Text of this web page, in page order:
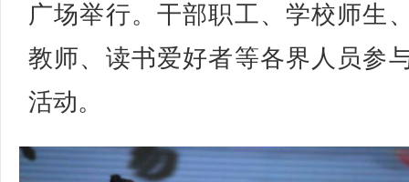
广场举行。干部职工、学校师生
教师、读书爱好者等各界人员参
活动。